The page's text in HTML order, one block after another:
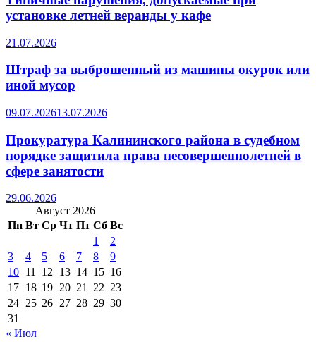
установке летней веранды у кафе
21.07.2026
Штраф за выброшенный из машины окурок или
иной мусор
09.07.202613.07.2026
Прокуратура Калининского района в судебном
порядке защитила права несовершеннолетней в
сфере занятости
29.06.2026
Август 2026
Пн Вт Ср Чт Пт Сб Вс
1
2
3
4 5 6 7 8
9
10 11 12 13 14 15 16
17 18 19 20 21 22 23
24 25 26 27 28 29 30
31
« Июл